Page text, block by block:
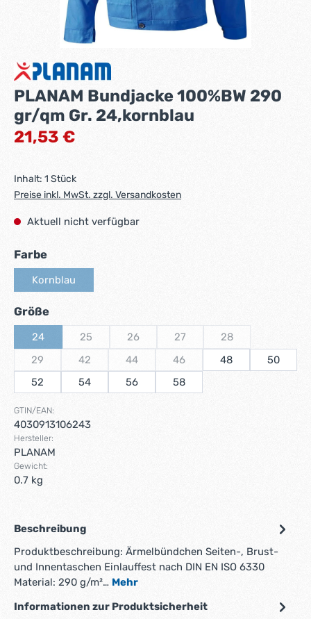
PLANAM Bundjacke 100%BW 290
gr/qm Gr. 24,kornblau
Regulärer Preis:
21,53 €
Inhalt: 1 Stück
Preise inkl. MwSt. zzgl. Versandkosten
Aktuell nicht verfügbar
Farbeauswählen
Kornblau
Größeauswählen
24 25 26 27 28
29 42 44 46 48
50
52
54 56 58
GTIN/EAN:
4030913106243
Hersteller:
PLANAM
Gewicht:
0.7 kg
Beschreibung
Produktbeschreibung: Ärmelbündchen Seiten-, Brust-
und Innentaschen Einlauffest nach DIN EN ISO 6330
Material: 290 g/m²… Mehr
Informationen zur Produktsicherheit